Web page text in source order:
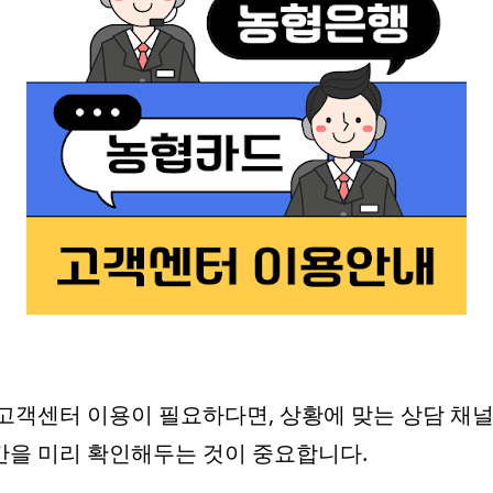
객센터 이용이 필요하다면, 상황에 맞는 상담 채
을 미리 확인해두는 것이 중요합니다.